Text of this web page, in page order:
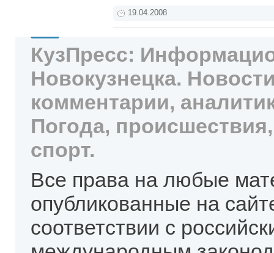
19.04.2008
КузПресс:
Новокузнецка.
комментарии,
Погода,
спорт.
Все права на любые
опубликованные на
соответствии с